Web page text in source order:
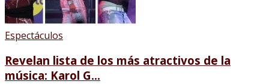
Espectáculos
Revelan lista de los más atractivos de la
música: Karol G...